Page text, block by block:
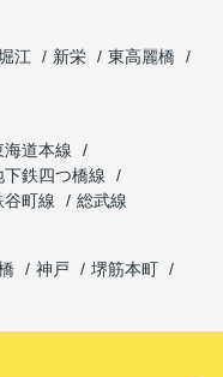
江 新栄
東高麗橋
海道本線
下鉄四つ橋線
谷町線
総武線
神戸
堺筋本町